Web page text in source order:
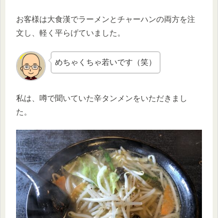
お客様は大食漢でラーメンとチャーハンの両方を注
文し、軽く平らげていました。
めちゃくちゃ若いです（笑）
私は、噂で聞いていた辛タンメンをいただきまし
た。